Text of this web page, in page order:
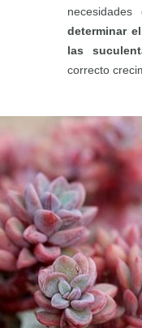
determinar
las
correcto